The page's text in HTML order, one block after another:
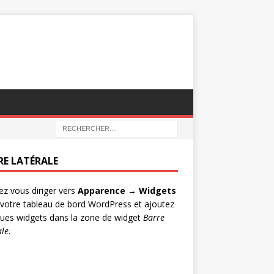
LATÉRALE
vous diriger vers Apparence → Widgets
tableau de bord WordPress et ajoutez
widgets dans la zone de widget Barre
.